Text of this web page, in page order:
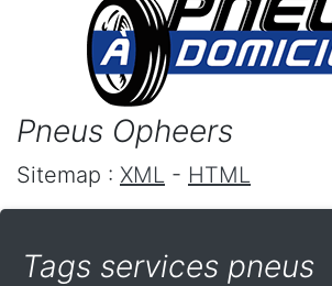
Pneus Opheers
Sitemap : XML - HTML
Tags services pneus